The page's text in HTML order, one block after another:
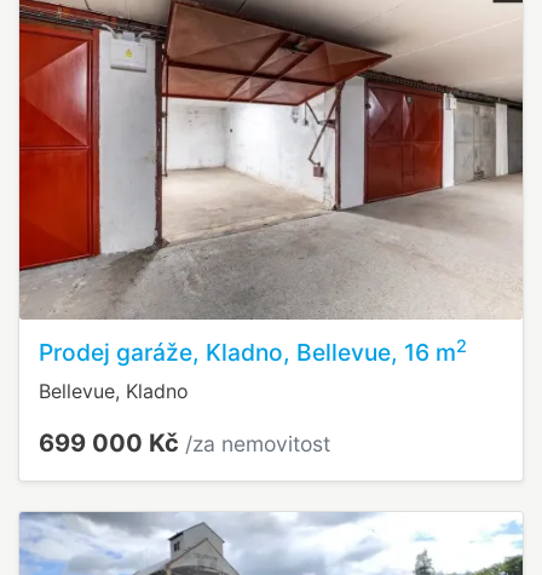
Prodej garáže, Kladno, Bellevue, 16 m2
Bellevue, Kladno
699 000 Kč /za nemovitost